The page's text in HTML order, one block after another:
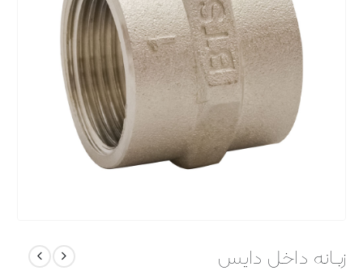
زبـانه داخل دایس